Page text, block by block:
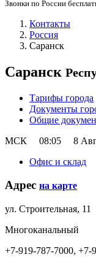
Звонки по России
Контакты
Россия
Саранск
Саранск
Тарифы города
Документы
Общие
МСК
08:05
8
Офис и склад
Адрес на карте
ул. Строительная, 11
Многоканальный
+7-919-787-7000, +7-